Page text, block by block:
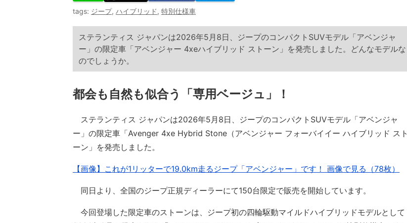
tags: ジープ, ハイブリッド, 特別仕様車
ステランティス ジャパンは2026年5月8日、ジープのコンパクトSUVモデル「アベンジャ
ー」の限定車「アベンジャー 4xeハイブリッド ストーン」を発売しました。どんなモデルな
のでしょうか。
都会も自然も似合う「専用ベージュ」！
ステランティス ジャパンは2026年5月8日、ジープのコンパクトSUVモデル「アベンジャ
ー」の限定車「Avenger 4xe Hybrid Stone（アベンジャー フォーバイイー ハイブリッド スト
ーン」を発売しました。
【画像】これが1リッターで19.0km走るジープ「アベンジャー」です！ 画像で見る（78枚）
同日より、全国のジープ正規ディーラーにて150台限定で販売を開始しています。
今回登場した限定車のストーンは、ジープ初の四輪駆動マイルドハイブリッドモデルとして